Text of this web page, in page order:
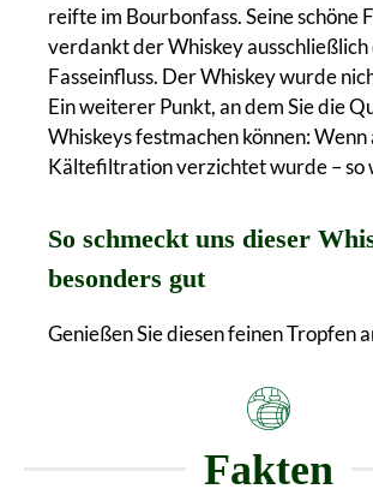
reifte im Bourbonfass. Seine schöne
verdankt der Whiskey ausschließlich
Fasseinfluss. Der Whiskey wurde
Ein weiterer Punkt, an dem Sie die
Whiskeys festmachen können: Wenn
Kältefiltration verzichtet wurde – so
So schmeckt uns dieser
besonders gut
Genießen Sie diesen feinen Tropfen
Fakten